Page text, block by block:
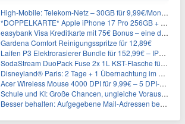
High-Mobile: Telekom-Netz – 30GB für 9,99€/Monat / 80GB für 12,49€/Monat / 100GB für 19,99€/Monat (auch mtl. kündbar)
*DOPPELKARTE* Apple iPhone 17 Pro 256GB + 80€ Online Bonus + 50GB 5G + Alles-Flat im Telekom-Netz für 44,94€/Monat – eff. 4,40€/Monat
easybank Visa Kreditkarte mit 75€ Bonus – eine der besten Kreditkarten
Gardena Comfort Reinigungsspritze für 12,89€
Laifen P3 Elektrorasierer Bundle für 152,99€ – IPX7, 2×12.000 Schnitte/min, USB-C, 0,055mm Scherfolie
SodaStream DuoPack Fuse 2x 1L KST-Flasche für 9,99€
Disneyland® Paris: 2 Tage + 1 Übernachtung im Disney® -Themenhotel ab 179€ p.P. – Magisches Winterspecial im November 2026 und Januar 2027
Acer Wireless Mouse 4000 DPI für 9,99€ – 5 DPI-Stufen
Schule und KI: Große Chancen, ungleiche Voraussetzungen
Besser behalten: Aufgegebene Mail-Adressen bergen Gefahren